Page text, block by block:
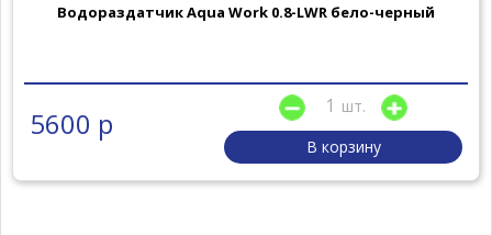
Водораздатчик Aqua Work 0.8-LWR бело-черный
5600 р
шт.
В корзину